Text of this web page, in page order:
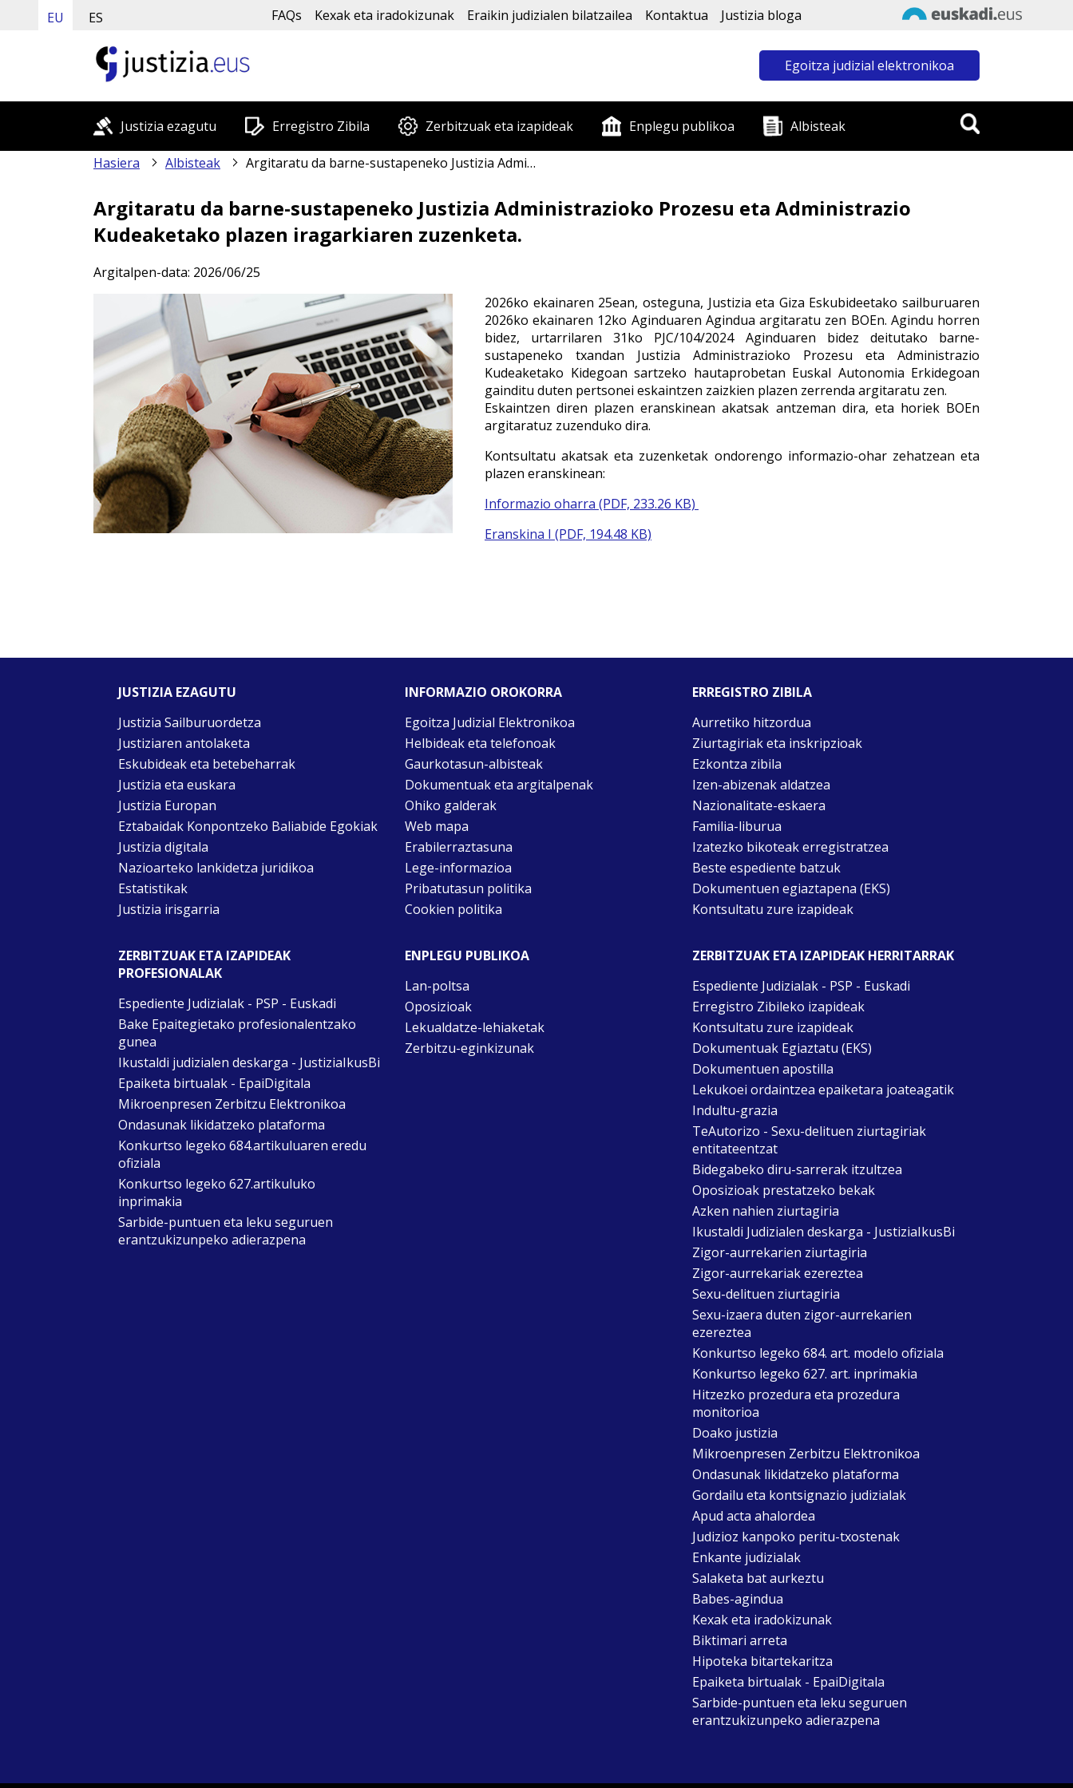
EU ES FAQs Kexak eta iradokizunak Eraikin judizialen bilatzailea Kontaktua Justizia bloga
Egoitza judizial elektronikoa
Justizia ezagutu Erregistro Zibila Zerbitzuak eta izapideak Enplegu publikoa Albisteak
Hasiera Albisteak Argitaratu da barne-sustapeneko Justizia Administrazioko Prozesu eta Administrazio Kudeaketako plazen iragarkiaren zuzenketa.
Argitaratu da barne-sustapeneko Justizia Administrazioko Prozesu eta Administrazio
Kudeaketako plazen iragarkiaren zuzenketa.
Argitalpen-data: 2026/06/25
2026ko ekainaren 25ean, osteguna, Justizia eta Giza Eskubideetako sailburuaren
2026ko ekainaren 12ko Aginduaren Agindua argitaratu zen BOEn. Agindu horren
bidez, urtarrilaren 31ko PJC/104/2024 Aginduaren bidez deitutako barne-
sustapeneko txandan Justizia Administrazioko Prozesu eta Administrazio
Kudeaketako Kidegoan sartzeko hautaprobetan Euskal Autonomia Erkidegoan
gainditu duten pertsonei eskaintzen zaizkien plazen zerrenda argitaratu zen.
Eskaintzen diren plazen eranskinean akatsak antzeman dira, eta horiek BOEn
argitaratuz zuzenduko dira.
Kontsultatu akatsak eta zuzenketak ondorengo informazio-ohar zehatzean eta
plazen eranskinean:
Informazio oharra (PDF, 233.26 KB)
Eranskina I (PDF, 194.48 KB)
JUSTIZIA EZAGUTU
Justizia Sailburuordetza
Justiziaren antolaketa
Eskubideak eta betebeharrak
Justizia eta euskara
Justizia Europan
Eztabaidak Konpontzeko Baliabide Egokiak
Justizia digitala
Nazioarteko lankidetza juridikoa
Estatistikak
Justizia irisgarria
INFORMAZIO OROKORRA
Egoitza Judizial Elektronikoa
Helbideak eta telefonoak
Gaurkotasun-albisteak
Dokumentuak eta argitalpenak
Ohiko galderak
Web mapa
Erabilerraztasuna
Lege-informazioa
Pribatutasun politika
Cookien politika
ERREGISTRO ZIBILA
Aurretiko hitzordua
Ziurtagiriak eta inskripzioak
Ezkontza zibila
Izen-abizenak aldatzea
Nazionalitate-eskaera
Familia-liburua
Izatezko bikoteak erregistratzea
Beste espediente batzuk
Dokumentuen egiaztapena (EKS)
Kontsultatu zure izapideak
ZERBITZUAK ETA IZAPIDEAK
PROFESIONALAK
Espediente Judizialak - PSP - Euskadi
Bake Epaitegietako profesionalentzako
gunea
Ikustaldi judizialen deskarga - JustiziaIkusBi
Epaiketa birtualak - EpaiDigitala
Mikroenpresen Zerbitzu Elektronikoa
Ondasunak likidatzeko plataforma
Konkurtso legeko 684.artikuluaren eredu
ofiziala
Konkurtso legeko 627.artikuluko
inprimakia
Sarbide-puntuen eta leku seguruen
erantzukizunpeko adierazpena
ENPLEGU PUBLIKOA
Lan-poltsa
Oposizioak
Lekualdatze-lehiaketak
Zerbitzu-eginkizunak
ZERBITZUAK ETA IZAPIDEAK HERRITARRAK
Espediente Judizialak - PSP - Euskadi
Erregistro Zibileko izapideak
Kontsultatu zure izapideak
Dokumentuak Egiaztatu (EKS)
Dokumentuen apostilla
Lekukoei ordaintzea epaiketara joateagatik
Indultu-grazia
TeAutorizo - Sexu-delituen ziurtagiriak
entitateentzat
Bidegabeko diru-sarrerak itzultzea
Oposizioak prestatzeko bekak
Azken nahien ziurtagiria
Ikustaldi Judizialen deskarga - JustiziaIkusBi
Zigor-aurrekarien ziurtagiria
Zigor-aurrekariak ezereztea
Sexu-delituen ziurtagiria
Sexu-izaera duten zigor-aurrekarien
ezereztea
Konkurtso legeko 684. art. modelo ofiziala
Konkurtso legeko 627. art. inprimakia
Hitzezko prozedura eta prozedura
monitorioa
Doako justizia
Mikroenpresen Zerbitzu Elektronikoa
Ondasunak likidatzeko plataforma
Gordailu eta kontsignazio judizialak
Apud acta ahalordea
Judizioz kanpoko peritu-txostenak
Enkante judizialak
Salaketa bat aurkeztu
Babes-agindua
Kexak eta iradokizunak
Biktimari arreta
Hipoteka bitartekaritza
Epaiketa birtualak - EpaiDigitala
Sarbide-puntuen eta leku seguruen
erantzukizunpeko adierazpena